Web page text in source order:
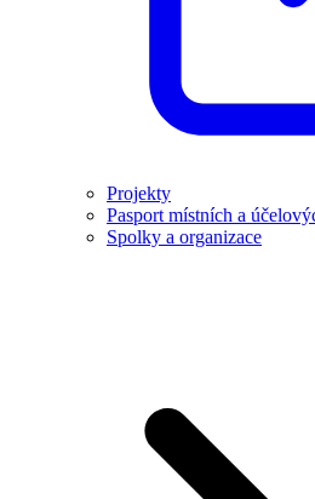
Projekty
Pasport místních a
Spolky a organizace